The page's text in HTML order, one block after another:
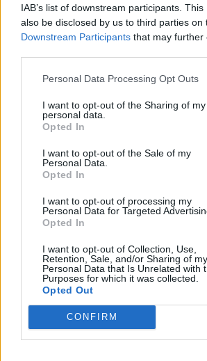
IAB’s list of downstream participants.
also be disclosed by us to third parties on
Downstream Participants that may further
Personal Data Processing Opt Outs
I want to opt-out of the Sharing of my
personal data.
Opted In
I want to opt-out of the Sale of my
Personal Data.
Opted In
I want to opt-out of processing my
Personal Data for Targeted
Opted In
I want to opt-out of Collection, Use,
Retention, Sale, and/or Sharing of my
Personal Data that Is Unrelated with
Purposes for which it was collected.
Opted Out
CONFIRM
Corepunk MMORPG
Un verdadero MMORPG de
escuela ¡Cómo los de antes,
SALARIO MÍNIMO INTERPROFESIONAL (SMI)